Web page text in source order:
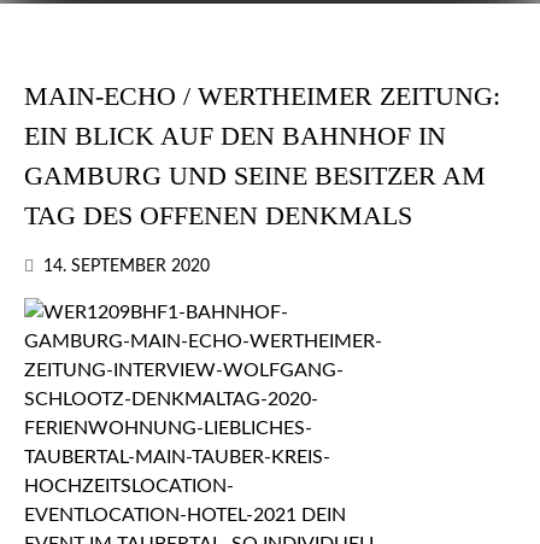
MAIN-ECHO / WERTHEIMER ZEITUNG:
EIN BLICK AUF DEN BAHNHOF IN
GAMBURG UND SEINE BESITZER AM
TAG DES OFFENEN DENKMALS
14. SEPTEMBER 2020